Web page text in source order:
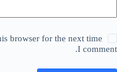
browser for the next time
I comment.